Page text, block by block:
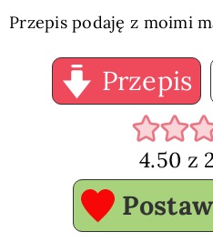
Przepis podaję z moimi
Przepis
4.50 z